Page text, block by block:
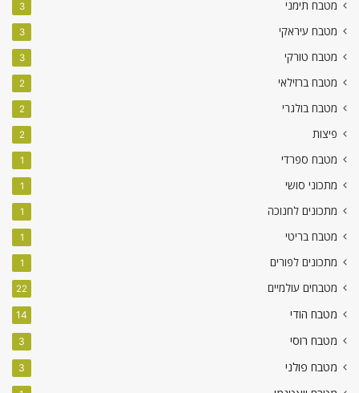
מטבח תימני 3
מטבח עיראקי 3
מטבח טורקי 3
מטבח ברזילאי 2
מטבח בולגרי 2
פיצות 2
מטבח ספרדי 1
מתכוני סושי 1
מתכונים לחנוכה 1
מטבח בריטי 1
מתכונים לפורים 1
מטבחים עולמיים 22
מטבח הודי 14
מטבח רוסי 3
מטבח פולני 3